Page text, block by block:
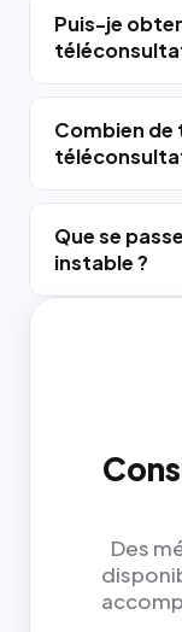
Puis-je
Combien de
Que se
instable ?
Des